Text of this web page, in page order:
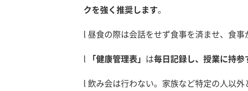
クを強く推奨します。
l 昼食の際は会話をせず食事を済ませ、食事
l 「健康管理表」 は毎日記録し、授業に持参
l 飲み会は行わない。家族など特定の人以外